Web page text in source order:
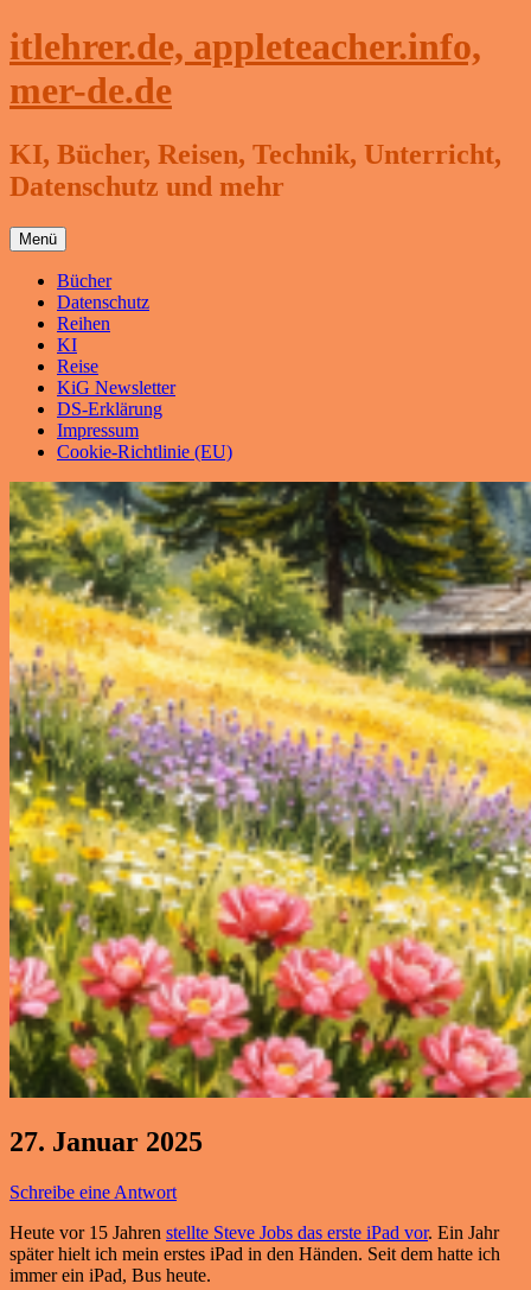
Zum
Inhalt
itlehrer.de, appleteacher.info,
mer-de.de
KI, Bücher, Reisen, Technik, Unterricht,
Datenschutz und mehr
Menü
Bücher
Datenschutz
Reihen
KI
Reise
KiG Newsletter
DS-Erklärung
Impressum
Cookie-Richtlinie (EU)
27. Januar 2025
Schreibe eine Antwort
Heute vor 15 Jahren stellte Steve Jobs das erste iPad vor. Ein Jahr
später hielt ich mein erstes iPad in den Händen. Seit dem hatte ich
immer ein iPad, Bus heute.